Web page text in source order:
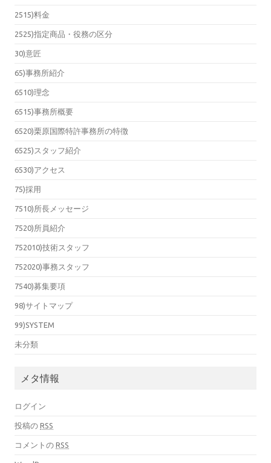
2515)料金
2525)指定商品・役務の区分
30)意匠
65)事務所紹介
6510)理念
6515)事務所概要
6520)栗原国際特許事務所の特徴
6525)スタッフ紹介
6530)アクセス
75)採用
7510)所長メッセージ
7520)所員紹介
752010)技術スタッフ
752020)事務スタッフ
7540)募集要項
98)サイトマップ
99)SYSTEM
未分類
メタ情報
ログイン
投稿の RSS
コメントの RSS